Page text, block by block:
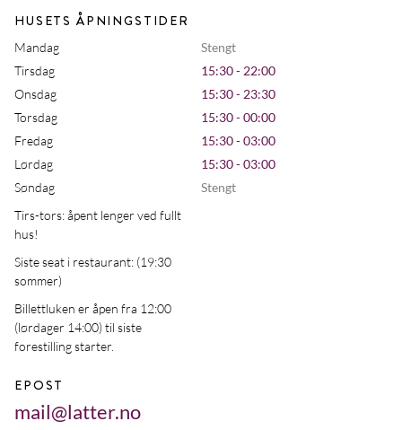
HUSETS ÅPNINGSTIDER
Mandag
Stengt
Tirsdag
15:30 - 22:00
Onsdag
15:30 - 23:30
Torsdag
15:30 - 00:00
Fredag
15:30 - 03:00
Lørdag
15:30 - 03:00
Søndag
Stengt
Tirs-tors: åpent lenger ved fullt
hus!
Siste seat i restaurant: (19:30
sommer)
Billettluken er åpen fra 12:00
(lørdager 14:00) til siste
forestilling starter.
EPOST
mail@latter.no